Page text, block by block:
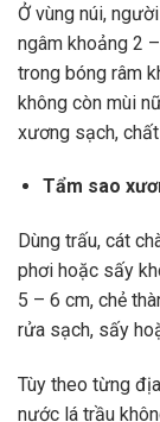
Ở vùng núi,
ngâm khoảng 2
trong bóng râm
không còn mùi
xương sạch,
Tẩm sao
Dùng trấu, cát
phơi hoặc sấy
5 – 6 cm, chẻ
rửa sạch, sấy
Tùy theo từng
nước lá trầu